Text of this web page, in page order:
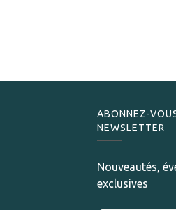
ABONNEZ-
NEWSLETTER
Nouveautés,
exclusives